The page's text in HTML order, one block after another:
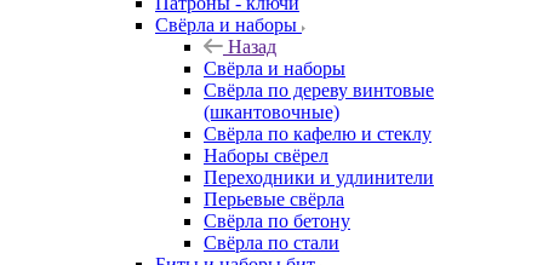
Свёрла и наборы
Назад
Свёрла и наборы
Свёрла по дереву винтовые
(шкантовочные)
Свёрла по кафелю и стеклу
Наборы свёрел
Переходники и удлинители
Перьевые свёрла
Свёрла по бетону
Свёрла по стали